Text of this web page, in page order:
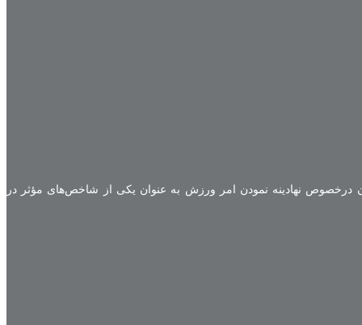
نهادینه نمودن امر ورزش به عنوان یکی از شاخص‌های مؤثر در